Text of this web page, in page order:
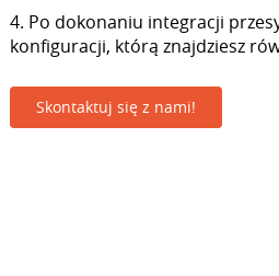
4. Po dokonaniu integracji
konfiguracji, którą znajdziesz
Skontaktuj się z nami!